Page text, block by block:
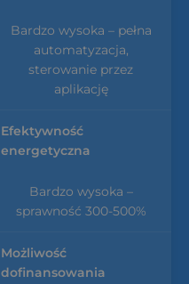
Bardzo wysoka – pełna
automatyzacja,
sterowanie przez
aplikację
Efektywność
energetyczna
Bardzo wysoka –
sprawność 300-500%
Możliwość
dofinansowania